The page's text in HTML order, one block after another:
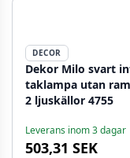
DECOR
Dekor Milo svart
taklampa utan
2 ljuskällor 4755
Leverans inom 3 dagar
503,31 SEK